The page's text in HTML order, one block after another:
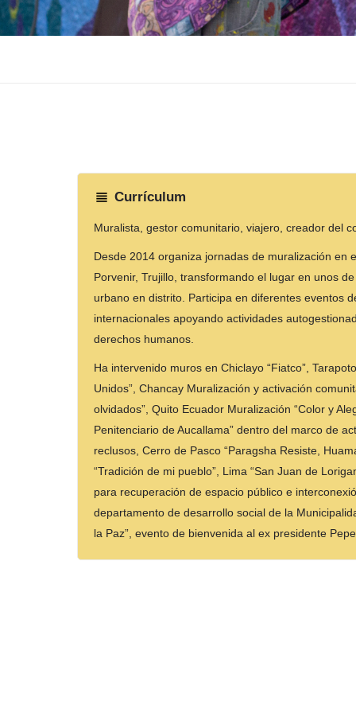
Currículum
Muralista, gestor comunitario, viajero, creador del
Desde 2014 organiza jornadas de muralización en
Porvenir, Trujillo, transformando el lugar en unos
urbano en distrito. Participa en diferentes eventos
internacionales apoyando actividades
derechos humanos.
Ha intervenido muros en Chiclayo “Fiatco”,
Unidos”, Chancay Muralización y activación
olvidados”, Quito Ecuador Muralización “Color y
Penitenciario de Aucallama” dentro del marco de
reclusos, Cerro de Pasco “Paragsha Resiste,
“Tradición de mi pueblo”, Lima “San Juan de
para recuperación de espacio público e
departamento de desarrollo social de la
la Paz”, evento de bienvenida al ex presidente